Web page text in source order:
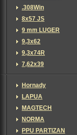
.308Win
8x57 JS
9 mm LUGER
9,3x62
9,3x74R
7,62х39
Hornady
LAPUA
MAGTECH
NORMA
PPU PARTIZAN